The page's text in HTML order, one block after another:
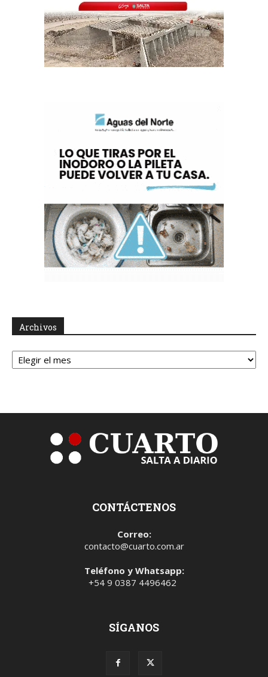
Archivos
Archivos
CONTÁCTENOS
Correo:
contacto@cuarto.com.ar
Teléfono y Whatsapp:
+54 9 0387 4496462
SÍGANOS